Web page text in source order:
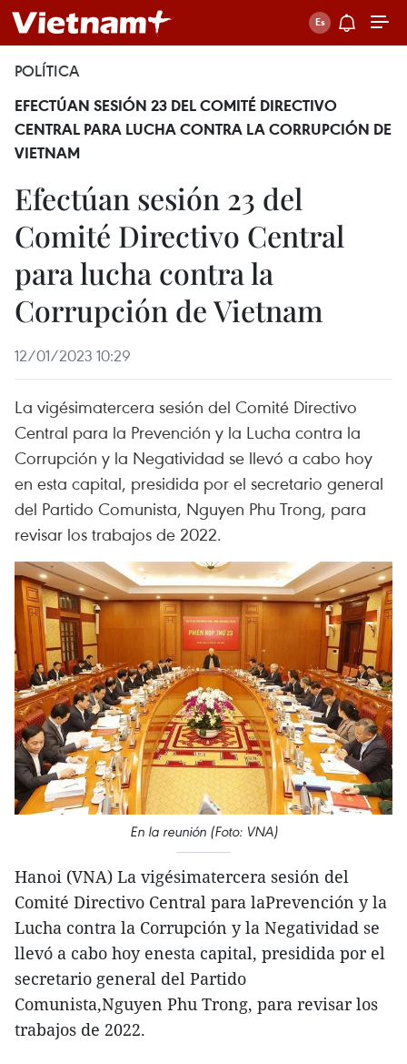
POLÍTICA
EFECTÚAN SESIÓN 23 DEL COMITÉ DIRECTIVO
CENTRAL PARA LUCHA CONTRA LA CORRUPCIÓN DE
VIETNAM
Efectúan sesión 23 del
Comité Directivo Central
para lucha contra la
Corrupción de Vietnam
12/01/2023 10:29
La vigésimatercera sesión del Comité Directivo
Central para la Prevención y la Lucha contra la
Corrupción y la Negatividad se llevó a cabo hoy
en esta capital, presidida por el secretario general
del Partido Comunista, Nguyen Phu Trong, para
revisar los trabajos de 2022.
En la reunión (Foto: VNA)
Hanoi (VNA) La vigésimatercera sesión del
Comité Directivo Central para laPrevención y la
Lucha contra la Corrupción y la Negatividad se
llevó a cabo hoy enesta capital, presidida por el
secretario general del Partido
Comunista,Nguyen Phu Trong, para revisar los
trabajos de 2022.